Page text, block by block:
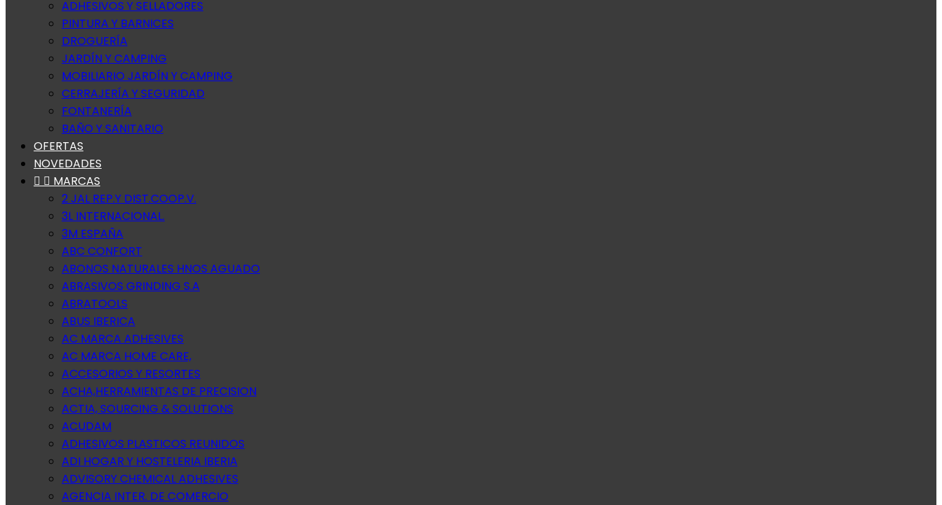
ADHESIVOS Y SELLADORES
PINTURA Y BARNICES
DROGUERÍA
JARDÍN Y CAMPING
MOBILIARIO JARDÍN Y CAMPING
CERRAJERÍA Y SEGURIDAD
FONTANERÍA
BAÑO Y SANITARIO
OFERTAS
NOVEDADES
  MARCAS
2 JAL REP.Y DIST.COOP.V.
3L INTERNACIONAL.
3M ESPAÑA
ABC CONFORT
ABONOS NATURALES HNOS AGUADO
ABRASIVOS GRINDING S.A
ABRATOOLS
ABUS IBERICA
AC MARCA ADHESIVES
AC MARCA HOME CARE,
ACCESORIOS Y RESORTES
ACHA,HERRAMIENTAS DE PRECISION
ACTIA, SOURCING & SOLUTIONS
ACUDAM
ADHESIVOS PLASTICOS REUNIDOS
ADI HOGAR Y HOSTELERIA IBERIA
ADVISORY CHEMICAL ADHESIVES
AGENCIA INTER. DE COMERCIO